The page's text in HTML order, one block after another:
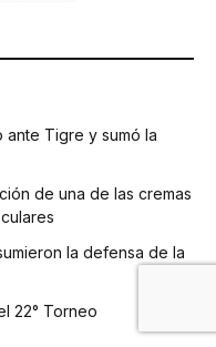
Tigre y sumó la
de una de las cremas
la defensa de la
22° Torneo